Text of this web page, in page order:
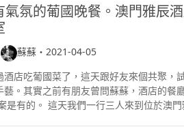
氣氛的葡國晚餐。澳門雅辰
蘇蘇・2021-04-05
酒店吃葡國菜了，這天跟好友來個共聚，
藝。其實之前有朋友曾問蘇蘇，酒店的餐
是有的。 這天我們一行三人來到位於澳